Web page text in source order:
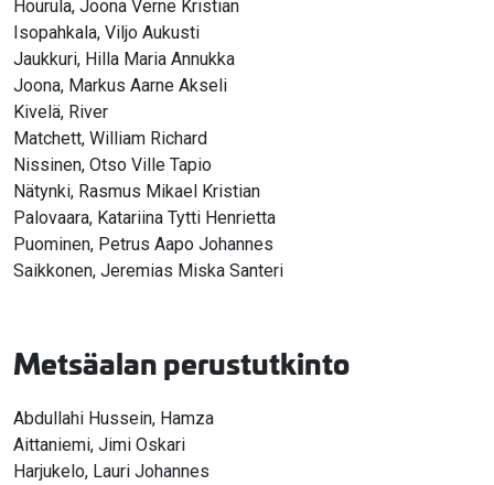
Hourula, Joona Verne Kristian
Isopahkala, Viljo Aukusti
Jaukkuri, Hilla Maria Annukka
Joona, Markus Aarne Akseli
Kivelä, River
Matchett, William Richard
Nissinen, Otso Ville Tapio
Nätynki, Rasmus Mikael Kristian
Palovaara, Katariina Tytti Henrietta
Puominen, Petrus Aapo Johannes
Saikkonen, Jeremias Miska Santeri
Metsäalan perustutkinto
Abdullahi Hussein, Hamza
Aittaniemi, Jimi Oskari
Harjukelo, Lauri Johannes